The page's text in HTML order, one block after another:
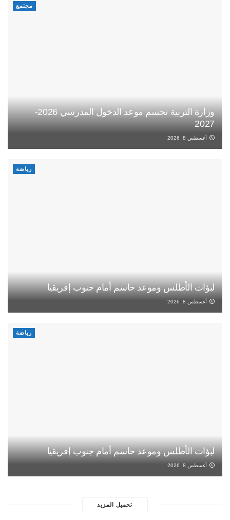
مجتمع
وزارة التربية تحسم موعد الدخول المدرسي 2026-
2027
أغسطس 8, 2026
رياضة
لبؤات الأطلس وموعد حاسم أمام جنوب إفريقيا
أغسطس 8, 2026
رياضة
لبؤات الأطلس وموعد حاسم أمام جنوب إفريقيا
أغسطس 8, 2026
تحميل المزيد